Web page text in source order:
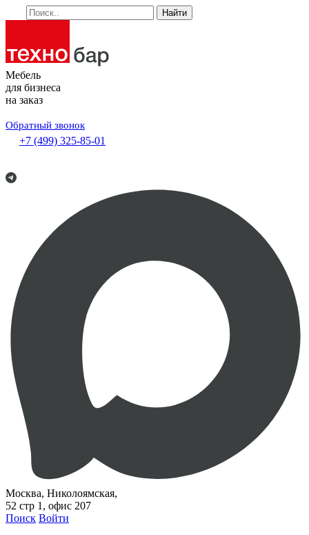
Найти
Мебель
для бизнеса
на заказ
Обратный звонок
+7 (499) 325-85-01
Москва, Николоямская,
52 стр 1, офис 207
Поиск Войти